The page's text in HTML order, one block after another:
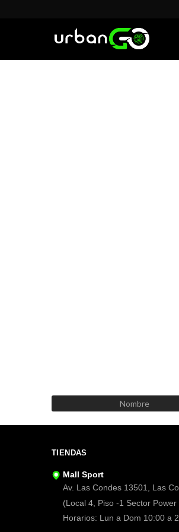
TIENDAS
Mall Sport
Av. Las Condes 13501, Las
(Local 4, Piso -1 Sector Power
Horarios: Lun a Dom 10:00 a